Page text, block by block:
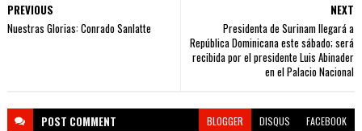
NEXT
Presidenta de Surinam llegará a
República Dominicana este sábado; será
recibida por el presidente Luis Abinader
en el Palacio Nacional
PREVIOUS
Nuestras Glorias: Conrado Sanlatte
POST COMMENT BLOGGER DISQUS FACEBOOK